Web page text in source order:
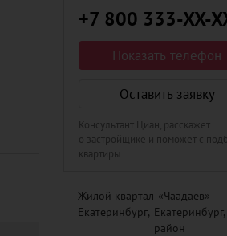
+7 800 333-XX-
Показать телефон
Оставить заявку
Консультант Циан, расскажет
о застройщике и поможет с
квартиры
Жилой квартал «Чаадаев»
Екатеринбург,
район